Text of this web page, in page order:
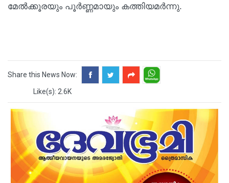
മേൽക്കൂരയും പൂർണ്ണമായും കത്തിയമർന്നു.
Share this News Now:
Like(s): 2.6K